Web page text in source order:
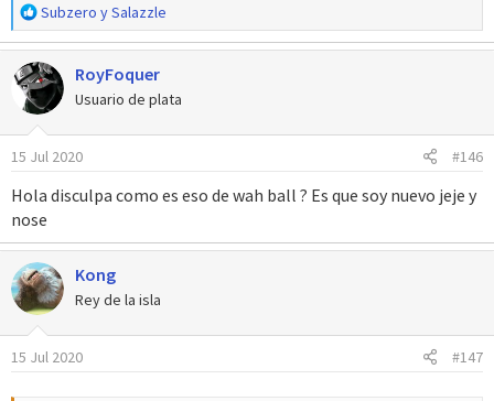
R
e
a
c
c
i
o
n
s
:
Subzero ySalazzle
RoyFoquer
Usuario de plata
15 Jul 2020 #146
Hola disculpa como es eso de wah ball ? Es que soy nuevo jeje y
nose
Kong
Rey de la isla
15 Jul 2020 #147